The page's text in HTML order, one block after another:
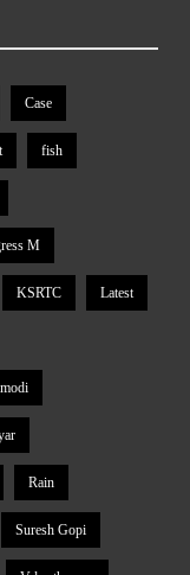
Case
fish
M
KSRTC Latest
Rain
Suresh Gopi